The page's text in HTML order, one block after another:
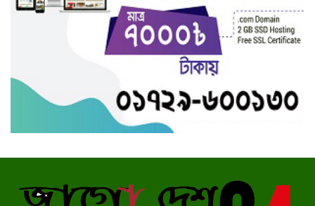
মেহেরপুরে মেয়র কাপ ক্রিকেট
টুর্ণামেন্ট খেলার উদ্বোধন
সেলফি তুলতে গিয়ে ভাইয়ের, বাঁচাতে
গিয়ে বোনের মৃত্যু
বাগেরহাট স্ত্রীর ওপর রেগে ঘরে
আগুন, নেভাল ফায়ার সার্ভিস